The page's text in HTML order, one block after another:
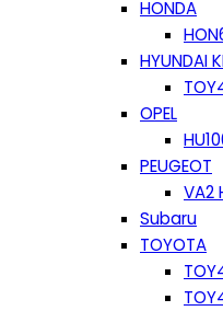
HONDA
HYUNDAI
OPEL
PEUGEOT
VA2
Subaru
TOYOTA